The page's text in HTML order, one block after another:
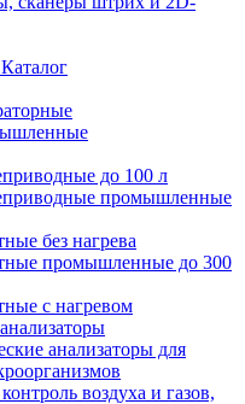
до 100 л
промышленные
без нагрева
промышленные до 300
с нагревом
анализаторы для
воздуха и газов,